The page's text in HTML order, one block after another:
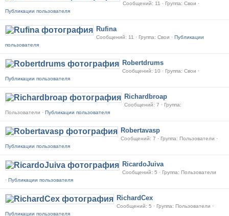
Сообщений: 11 · Группа: Свои ·
Публикации пользователя
Rufina
Сообщений: 11 · Группа: Свои · Публикации
пользователя
Robertdrums
Сообщений: 10 · Группа: Свои ·
Публикации пользователя
Richardbroap
Сообщений: 7 · Группа:
Пользователи · Публикации пользователя
Robertavasp
Сообщений: 7 · Группа: Пользователи ·
Публикации пользователя
RicardoJuiva
Сообщений: 5 · Группа: Пользователи
· Публикации пользователя
RichardCex
Сообщений: 5 · Группа: Пользователи ·
Публикации пользователя